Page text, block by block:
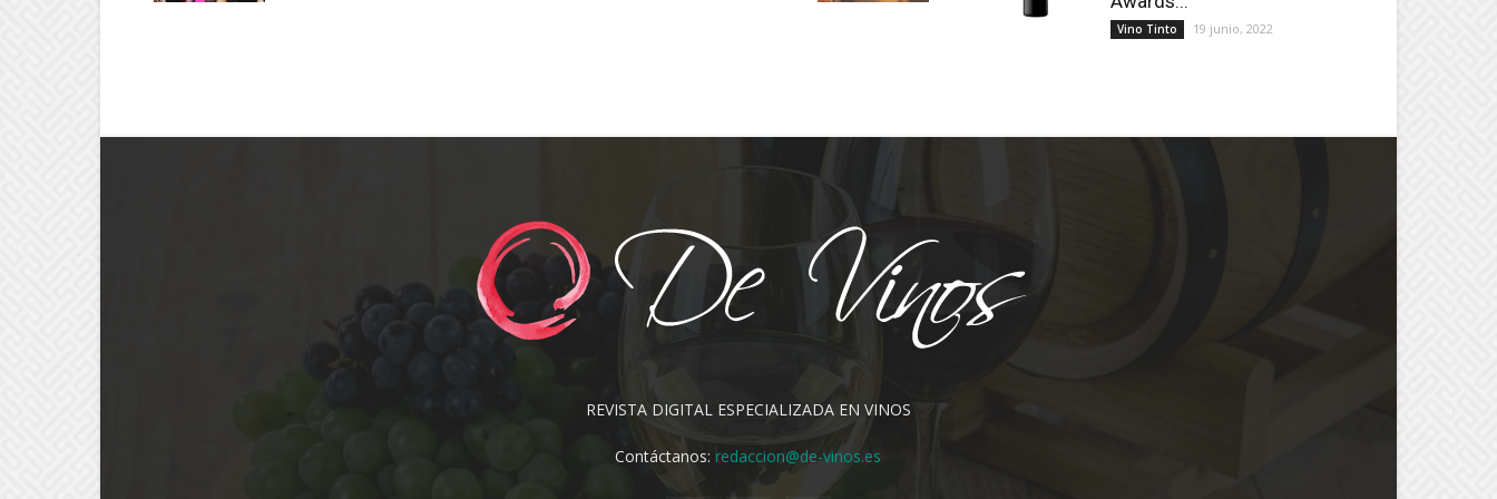
Vino Tinto 19 junio, 2022
REVISTA DIGITAL ESPECIALIZADA EN VINOS
Contáctanos: redaccion@de-vinos.es